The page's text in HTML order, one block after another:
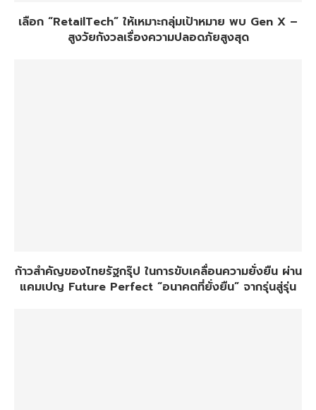
เลือก “RetailTech” ให้เหมาะกลุ่มเป้าหมาย พบ Gen X –
สูงวัยกังวลเรื่องความปลอดภัยสูงสุด
ก้าวสำคัญของไทยรัฐกรุ๊ป ในการขับเคลื่อนความยั่งยืน ผ่าน
แคมเปญ Future Perfect “อนาคตที่ยั่งยืน” จากรุ่นสู่รุ่น